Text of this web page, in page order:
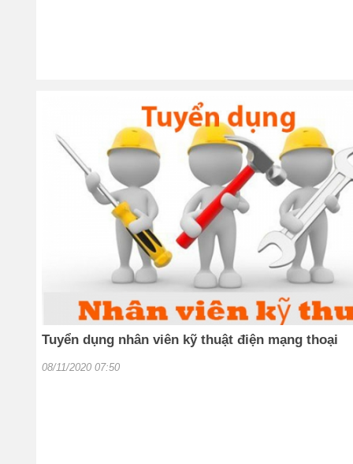
Tuyển dụng nhân viên kỹ thuật điện mạng thoại
08/11/2020 07:50